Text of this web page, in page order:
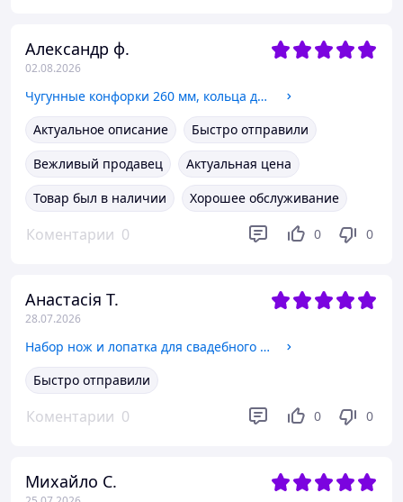
Александр ф.
02.08.2026
Чугунные конфорки 260 мм, кольца для чугунных плит, буржуек
Актуальное описание
Быстро отправили
Вежливый продавец
Актуальная цена
Товар был в наличии
Хорошее обслуживание
Коментарии 0 0 0
Анастасія Т.
28.07.2026
Набор нож и лопатка для свадебного торта
Быстро отправили
Коментарии 0 0 0
Михайло С.